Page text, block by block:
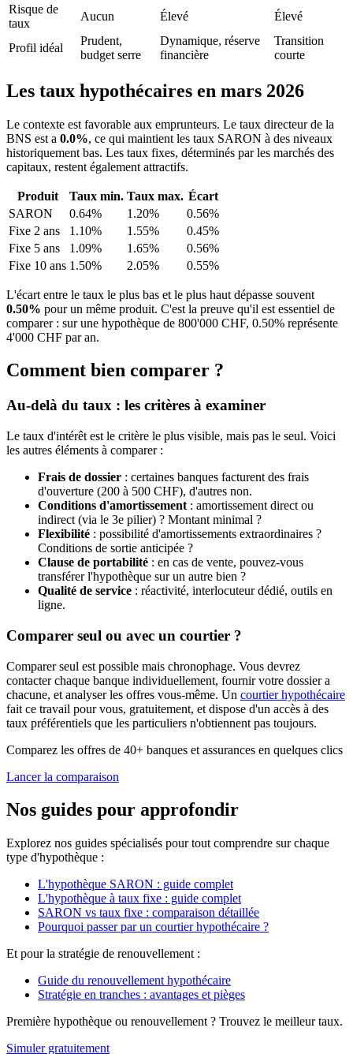
Risque de
taux
Aucun Élevé Élevé
Profil idéal
Prudent,
budget serre
Dynamique, réserve
financière
Transition
courte
Les taux hypothécaires en mars 2026
Le contexte est favorable aux emprunteurs. Le taux directeur de la
BNS est a 0.0%, ce qui maintient les taux SARON à des niveaux
historiquement bas. Les taux fixes, déterminés par les marchés des
capitaux, restent également attractifs.
Produit Taux min. Taux max. Écart
SARON
0.64% 1.20%
0.56%
Fixe 2 ans
1.10% 1.55%
0.45%
Fixe 5 ans
1.09% 1.65%
0.56%
Fixe 10 ans 1.50% 2.05% 0.55%
L'écart entre le taux le plus bas et le plus haut dépasse souvent
0.50% pour un même produit. C'est la preuve qu'il est essentiel de
comparer : sur une hypothèque de 800'000 CHF, 0.50% représente
4'000 CHF par an.
Comment bien comparer ?
Au-delà du taux : les critères à examiner
Le taux d'intérêt est le critère le plus visible, mais pas le seul. Voici
les autres éléments à comparer :
Frais de dossier : certaines banques facturent des frais
d'ouverture (200 à 500 CHF), d'autres non.
Conditions d'amortissement : amortissement direct ou
indirect (via le 3e pilier) ? Montant minimal ?
Flexibilité : possibilité d'amortissements extraordinaires ?
Conditions de sortie anticipée ?
Clause de portabilité : en cas de vente, pouvez-vous
transférer l'hypothèque sur un autre bien ?
Qualité de service : réactivité, interlocuteur dédié, outils en
ligne.
Comparer seul ou avec un courtier ?
Comparer seul est possible mais chronophage. Vous devrez
contacter chaque banque individuellement, fournir votre dossier a
chacune, et analyser les offres vous-même. Un courtier hypothécaire
fait ce travail pour vous, gratuitement, et dispose d'un accès à des
taux préférentiels que les particuliers n'obtiennent pas toujours.
Comparez les offres de 40+ banques et assurances en quelques clics
Lancer la comparaison
Nos guides pour approfondir
Explorez nos guides spécialisés pour tout comprendre sur chaque
type d'hypothèque :
L'hypothèque SARON : guide complet
L'hypothèque à taux fixe : guide complet
SARON vs taux fixe : comparaison détaillée
Pourquoi passer par un courtier hypothécaire ?
Et pour la stratégie de renouvellement :
Guide du renouvellement hypothécaire
Stratégie en tranches : avantages et pièges
Première hypothèque ou renouvellement ? Trouvez le meilleur taux.
Simuler gratuitement